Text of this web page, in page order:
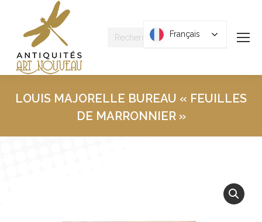
Recherche
LOUIS MAJORELLE BUREAU « FEUILLES
DE MARRONNIER »
Français
Français